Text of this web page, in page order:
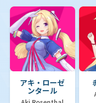
【hSD14】ライブ
【hSD13】スター
アキ・ローゼ
ンタール